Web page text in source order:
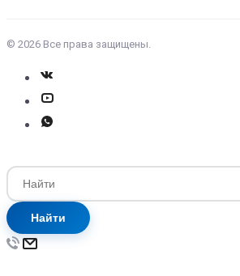
© 2026 Все права защищены.
Найти